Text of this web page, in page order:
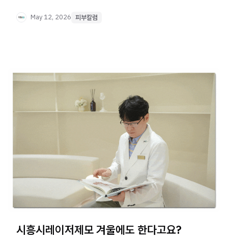
May 12, 2026 피부칼럼
시흥시레이저제모 겨울에도 한다고요?